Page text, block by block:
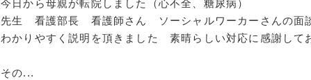
今日から母親が転院しました（心不全、糖尿病）
先生 看護部長 看護師さん ソーシャルワーカーさんの面
わかりやすく説明を頂きました 素晴らしい対応に感謝し
その...